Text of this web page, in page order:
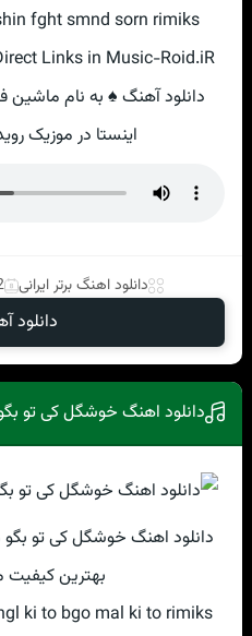
fght smnd sorn rimiks
Links in Music-Roid.iR
دانلود آهنگ ♠ به نام
اینستا در موزیک
دانلود اهنگ برتر ایرانی
دانلود
دانلود اهنگ خوشگل کی تو
دانلود اهنگ خوشگل کی تو بگو
بهترین کیفیت
ki to bgo mal ki to rimiks